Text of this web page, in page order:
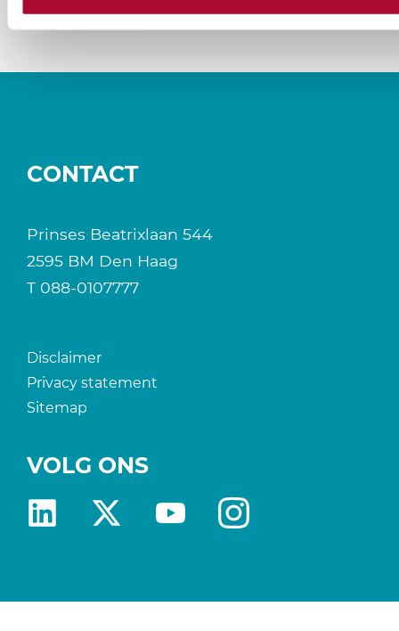
CONTACT
Prinses Beatrixlaan 544
2595 BM Den Haag
T 088-0107777
Disclaimer
Privacy statement
Sitemap
VOLG ONS